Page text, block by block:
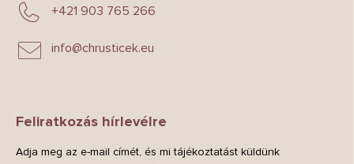
info@chrusticek.eu
+421 903 765 266
Feliratkozás hírlevélre
Adja meg az e-mail címét, és mi tájékoztatást küldünk